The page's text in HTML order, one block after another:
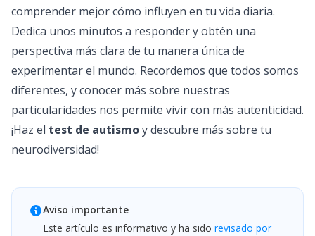
comprender mejor cómo influyen en tu vida diaria.
Dedica unos minutos a responder y obtén una
perspectiva más clara de tu manera única de
experimentar el mundo. Recordemos que todos somos
diferentes, y conocer más sobre nuestras
particularidades nos permite vivir con más autenticidad.
¡Haz el test de autismoy descubre más sobre tu
neurodiversidad!
Aviso importante
Este artículo es informativo y ha sido revisado por